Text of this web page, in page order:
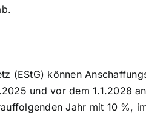
(EStG) können
und vor dem 1.1.2028
Jahr mit 10 %,